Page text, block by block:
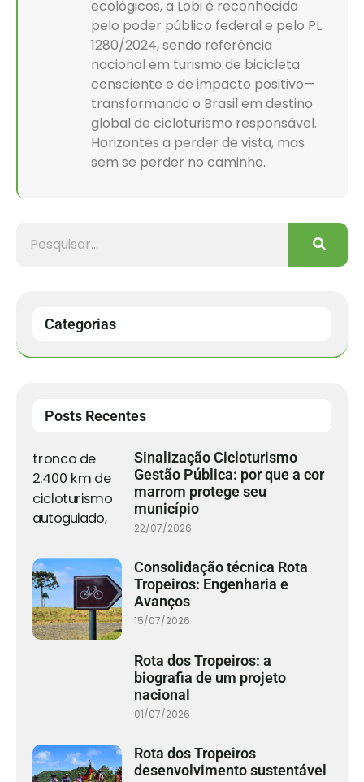
ecológicos, a Lobi é reconhecida
pelo poder público federal e pelo PL
1280/2024, sendo referência
nacional em turismo de bicicleta
consciente e de impacto positivo—
transformando o Brasil em destino
global de cicloturismo responsável.
Horizontes a perder de vista, mas
sem se perder no caminho.
Categorias
Posts Recentes
Sinalização Cicloturismo
Gestão Pública: por que a cor
marrom protege seu
município
22/07/2026
Consolidação técnica Rota
Tropeiros: Engenharia e
Avanços
15/07/2026
Rota dos Tropeiros: a
biografia de um projeto
nacional
01/07/2026
Rota dos Tropeiros
desenvolvimento sustentável